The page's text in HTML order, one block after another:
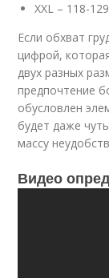
XXL – 118-
Если обхват
цифрой,
двух разных
предпочтение
обусловлен
будет даже
массу
Видео